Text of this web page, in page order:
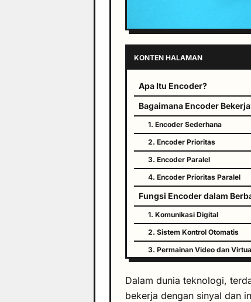
KONTEN HALAMAN
Apa Itu Encoder?
Bagaimana Encoder
1. Encoder Sederhana
2. Encoder Prioritas
3. Encoder Paralel
4. Encoder Prioritas Paralel
Fungsi Encoder dalam
1. Komunikasi Digital
2. Sistem Kontrol Otomatis
3. Permainan Video dan
Kesimpulan
Dalam dunia teknologi,
bekerja dengan sinyal dan